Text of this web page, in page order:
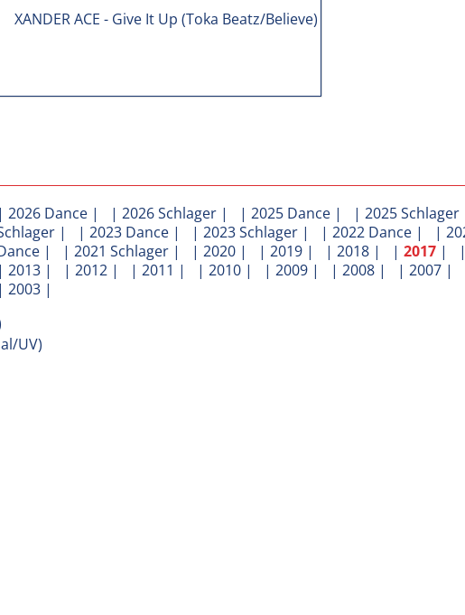
| 2026 Dance | | 2026 Schlager | | 2025 Dance | | 2025 Schlager
| | 2023 Dance | | 2023 Schlager | | 2022 Dance | |
| | 2021 Schlager | | 2020 | | 2019 | | 2018 | | 2017 | |
| 2013 | | 2012 | | 2011 | | 2010 | | 2009 | | 2008 | | 2007 |
| 2003 |